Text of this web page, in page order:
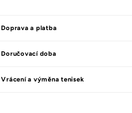
Doprava a platba
Doručovací doba
Vrácení a výměna tenisek